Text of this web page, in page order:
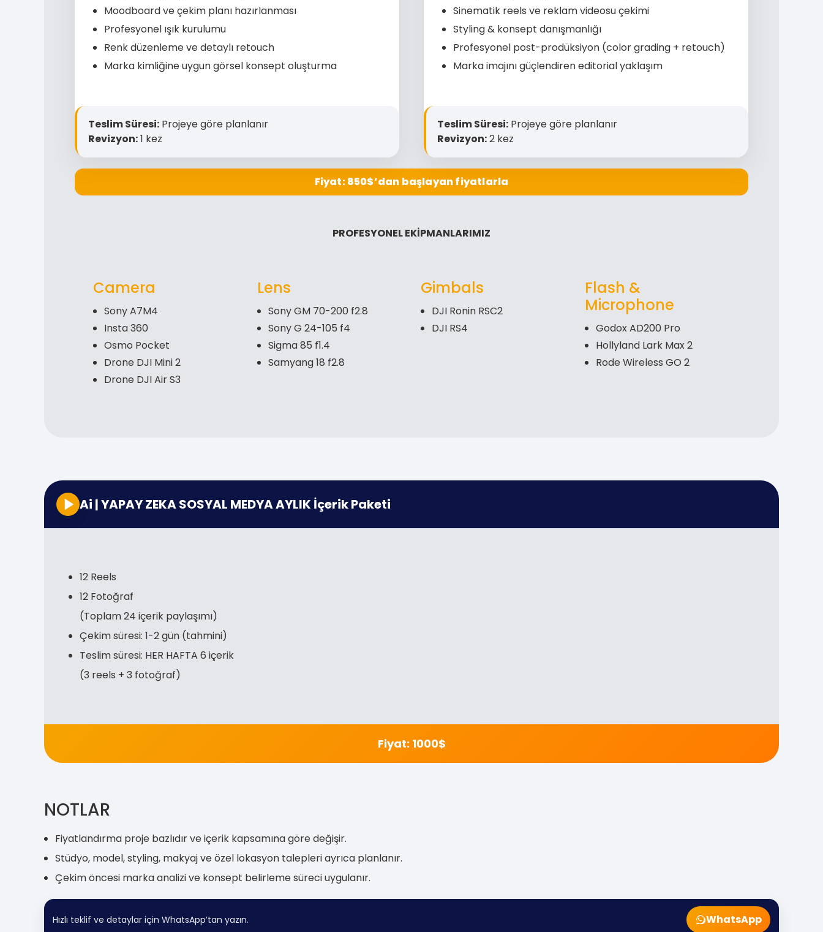
Moodboard ve çekim planı hazırlanması
Profesyonel ışık kurulumu
Renk düzenleme ve detaylı retouch
Marka kimliğine uygun görsel konsept oluşturma
Teslim Süresi: Projeye göre planlanır
Revizyon:1 kez
Sinematik reels ve reklam videosu çekimi
Styling & konsept danışmanlığı
Profesyonel post-prodüksiyon (color grading + retouch)
Marka imajını güçlendiren editorial yaklaşım
Teslim Süresi: Projeye göre planlanır
Revizyon:2 kez
Fiyat: 850$’dan başlayan fiyatlarla
PROFESYONEL EKİPMANLARIMIZ
Camera
Sony A7M4
Insta 360
Osmo Pocket
Drone DJI Mini 2
Drone DJI Air S3
Lens
Sony GM 70-200 f2.8
Sony G 24-105 f4
Sigma 85 f1.4
Samyang 18 f2.8
Gimbals
DJI Ronin RSC2
DJI RS4
Flash &
Microphone
Godox AD200 Pro
Hollyland Lark Max 2
Rode Wireless GO 2
Ai | YAPAY ZEKA SOSYAL MEDYA AYLIK İçerik Paketi
12 Reels
12 Fotoğraf
(Toplam 24 içerik paylaşımı)
Çekim süresi: 1-2 gün (tahmini)
Teslim süresi: HER HAFTA 6 içerik
(3 reels + 3 fotoğraf)
Fiyat: 1000$
NOTLAR
Fiyatlandırma proje bazlıdır ve içerik kapsamına göre değişir.
Stüdyo, model, styling, makyaj ve özel lokasyon talepleri ayrıca planlanır.
Çekim öncesi marka analizi ve konsept belirleme süreci uygulanır.
Hızlı teklif ve detaylar için WhatsApp’tan yazın. WhatsApp